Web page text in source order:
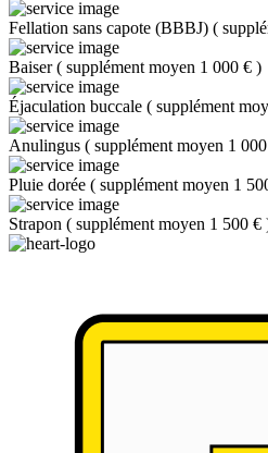
Fellation sans capote (BBBJ) (
Baiser( supplément moyen 1 000 € )
Éjaculation buccale ( supplément
Anulingus ( supplément moyen 1
Pluie dorée ( supplément moyen 1
Strapon ( supplément moyen 1 500 €